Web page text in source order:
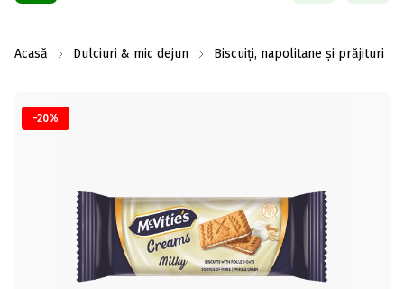
Acasă Dulciuri & mic dejun Biscuiți, napolitane și prăjituri
-20%